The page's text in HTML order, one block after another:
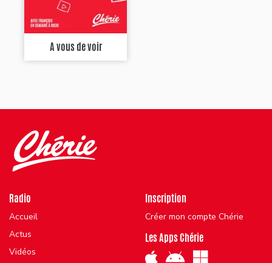
A vous de voir
Radio
Accueil
Actus
Vidéos
Inscription
Créer mon compte Chérie
Les Apps Chérie